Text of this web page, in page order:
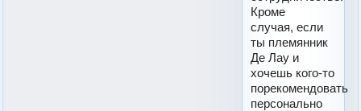
Кроме
случая, если
ты племянник
Де Лау и
хочешь кого-то
порекомендовать
персонально